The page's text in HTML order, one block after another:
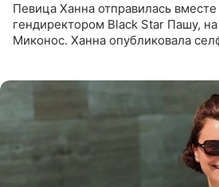
Певица Ханна отправилась
гендиректором Black Star Пашу,
Миконос. Ханна опубликовала